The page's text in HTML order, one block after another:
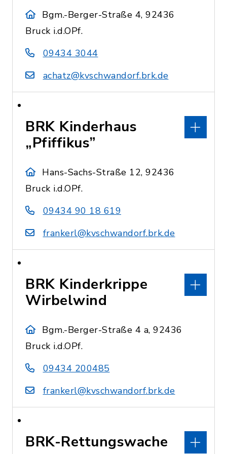
Bgm.-Berger-Straße 4, 92436
Bruck i.d.OPf.
09434 3044
achatz@kvschwandorf.brk.de
BRK Kinderhaus
„Pfiffikus”
Hans-Sachs-Straße 12, 92436
Bruck i.d.OPf.
09434 90 18 619
frankerl@kvschwandorf.brk.de
BRK Kinderkrippe
Wirbelwind
Bgm.-Berger-Straße 4 a, 92436
Bruck i.d.OPf.
09434 200485
frankerl@kvschwandorf.brk.de
BRK-Rettungswache